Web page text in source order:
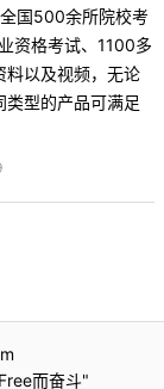
国500余所院校考
资格考试、1100多
料以及视频，无论
类型的产品可满足
而奋斗"